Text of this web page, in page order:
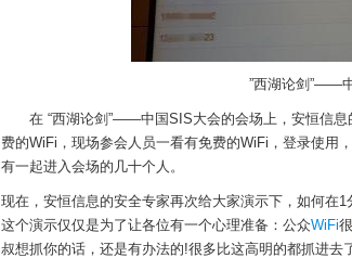
”西湖论剑”——中
在 “西湖论剑”——中国SIS大会的会场上，安恒信息
费的WiFi，现场参会人员一看有免费的WiFi，登录使用
有一起进入会场的几十个人。
现在，安恒信息的安全专家再次给大家演示下，如何在1
这个演示仅仅是为了让各位有一个心理准备：公众WiFi
叔想抓你的话，还是有办法的!很多比这高明的都抓进去